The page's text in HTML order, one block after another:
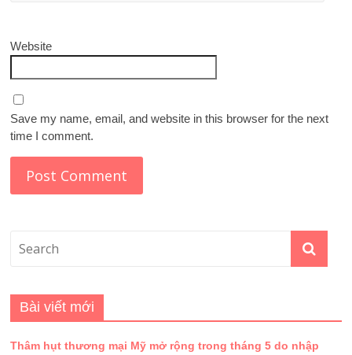
Website
Save my name, email, and website in this browser for the next
time I comment.
Bài viết mới
Thâm hụt thương mại Mỹ mở rộng trong tháng 5 do nhập